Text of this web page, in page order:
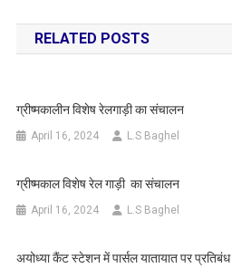
navigation
RELATED POSTS
ग्रीष्मकालीन विशेष रेलगाड़ी का संचालन
April 16, 2024 L.S Baghel
ग्रीष्मकाल विशेष रेल गाड़ी का संचालन
April 16, 2024 L.S Baghel
अयोध्या कैंट स्टेशन में पार्सल यातायात पर प्रतिबंध